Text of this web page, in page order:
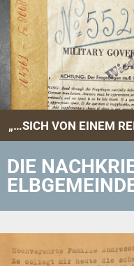
„…SICH VON EINEM
DIE